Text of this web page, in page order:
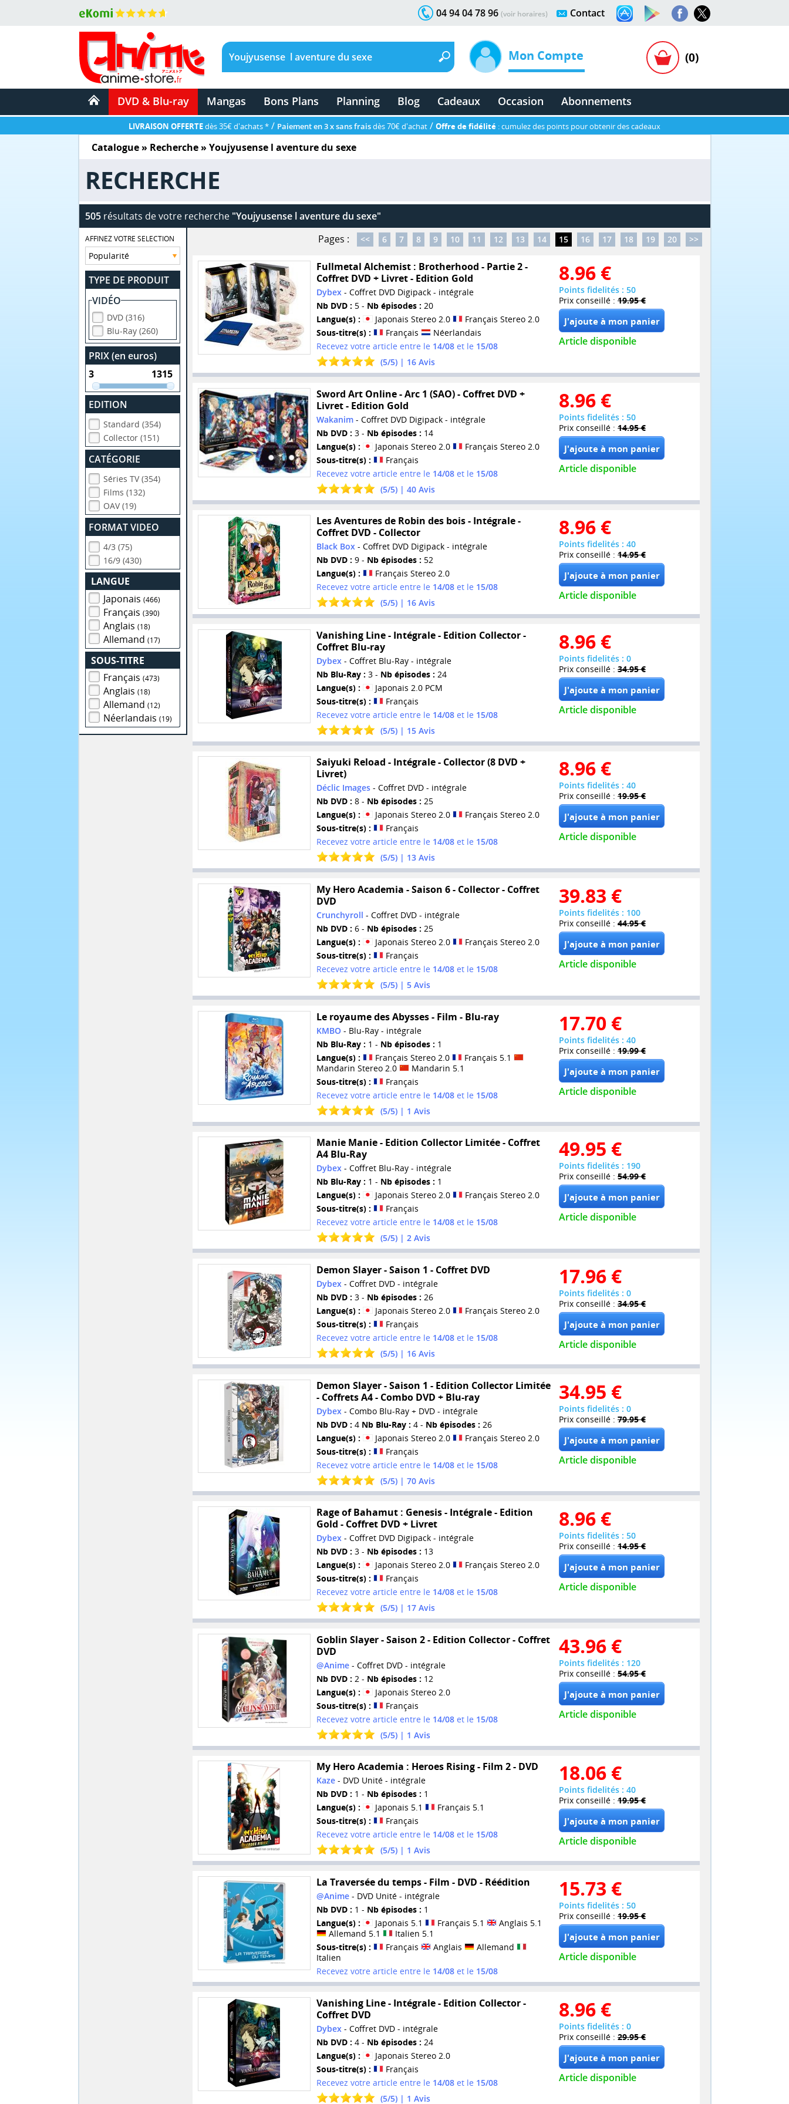
Contact
04 94 04 78 96 (voir horaires)
Mon Compte (0)
DVD & Blu-ray Mangas Bons Plans Planning Blog Cadeaux Occasion Abonnements
LIVRAISON OFFERTEdès 35€ d'achats * / Paiement en 3 x sans fraisdès 70€ d'achat / Offre de fidélité : cumulez des points pour obtenir des cadeaux
Catalogue» Recherche » Youjyusense l aventure du sexe
RECHERCHE
505résultats de votre recherche "Youjyusense l aventure du sexe"
AFFINEZ VOTRE SELECTION
TYPE DE PRODUIT
VIDÉO
DVD (316)
Blu-Ray (260)
PRIX (en euros)
EDITION
Standard (354)
Collector (151)
CATÉGORIE
Séries TV (354)
Films (132)
OAV (19)
FORMAT VIDEO
4/3 (75)
16/9 (430)
LANGUE
Japonais(466)
Français(390)
Anglais(18)
Allemand(17)
SOUS-TITRE
Français(473)
Anglais(18)
Allemand(12)
Néerlandais(19)
Pages : << 6 7 8 9 10 11 12 13 14 15 16 17 18 19 20 >>
Fullmetal Alchemist : Brotherhood - Partie 2 -
Coffret DVD + Livret - Edition Gold
Dybex- Coffret DVD Digipack - intégrale
Nb DVD : 5 - Nb épisodes : 20
Langue(s) :
Japonais Stereo 2.0
Français Stereo 2.0
Sous-titre(s) :
Français
Néerlandais
Recevez votre article entre le 14/08et le 15/08
(5/5) | 16Avis
8.96 €
Points fidelités : 50
Prix conseillé : 19.95 €
Article disponible
Sword Art Online - Arc 1 (SAO) - Coffret DVD +
Livret - Edition Gold
Wakanim- Coffret DVD Digipack - intégrale
Nb DVD : 3 - Nb épisodes : 14
Langue(s) :
Japonais Stereo 2.0
Français Stereo 2.0
Sous-titre(s) :
Français
Recevez votre article entre le 14/08et le 15/08
(5/5) | 40Avis
8.96 €
Points fidelités : 50
Prix conseillé : 14.95 €
Article disponible
Les Aventures de Robin des bois - Intégrale -
Coffret DVD - Collector
Black Box- Coffret DVD Digipack - intégrale
Nb DVD : 9 - Nb épisodes : 52
Langue(s) :
Français Stereo 2.0
Recevez votre article entre le 14/08et le 15/08
(5/5) | 16Avis
8.96 €
Points fidelités : 40
Prix conseillé : 14.95 €
Article disponible
Vanishing Line - Intégrale - Edition Collector -
Coffret Blu-ray
Dybex- Coffret Blu-Ray - intégrale
Nb Blu-Ray : 3 - Nb épisodes : 24
Langue(s) :
Japonais 2.0 PCM
Sous-titre(s) :
Français
Recevez votre article entre le 14/08et le 15/08
(5/5) | 15Avis
8.96 €
Points fidelités : 0
Prix conseillé : 34.95 €
Article disponible
Saiyuki Reload - Intégrale - Collector (8 DVD +
Livret)
Déclic Images- Coffret DVD - intégrale
Nb DVD : 8 - Nb épisodes : 25
Langue(s) :
Japonais Stereo 2.0
Français Stereo 2.0
Sous-titre(s) :
Français
Recevez votre article entre le 14/08et le 15/08
(5/5) | 13Avis
8.96 €
Points fidelités : 40
Prix conseillé : 19.95 €
Article disponible
My Hero Academia - Saison 6 - Collector - Coffret
DVD
Crunchyroll - Coffret DVD - intégrale
Nb DVD : 6 - Nb épisodes : 25
Langue(s) :
Japonais Stereo 2.0
Français Stereo 2.0
Sous-titre(s) :
Français
Recevez votre article entre le 14/08et le 15/08
(5/5) | 5Avis
39.83 €
Points fidelités : 100
Prix conseillé : 44.95 €
Article disponible
Le royaume des Abysses - Film - Blu-ray
KMBO- Blu-Ray - intégrale
Nb Blu-Ray : 1 - Nb épisodes : 1
Langue(s) :
Français Stereo 2.0
Français 5.1
Mandarin Stereo 2.0
Mandarin 5.1
Sous-titre(s) :
Français
Recevez votre article entre le 14/08et le 15/08
(5/5) | 1 Avis
17.70 €
Points fidelités : 40
Prix conseillé : 19.99 €
Article disponible
Manie Manie - Edition Collector Limitée - Coffret
A4 Blu-Ray
Dybex- Coffret Blu-Ray - intégrale
Nb Blu-Ray : 1 - Nb épisodes : 1
Langue(s) :
Japonais Stereo 2.0
Français Stereo 2.0
Sous-titre(s) :
Français
Recevez votre article entre le 14/08et le 15/08
(5/5) | 2Avis
49.95 €
Points fidelités : 190
Prix conseillé : 54.99 €
Article disponible
Demon Slayer - Saison 1 - Coffret DVD
Dybex- Coffret DVD - intégrale
Nb DVD : 3 - Nb épisodes : 26
Langue(s) :
Japonais Stereo 2.0
Français Stereo 2.0
Sous-titre(s) :
Français
Recevez votre article entre le 14/08et le 15/08
(5/5) | 16Avis
17.96 €
Points fidelités : 0
Prix conseillé : 34.95 €
Article disponible
Demon Slayer - Saison 1 - Edition Collector Limitée
- Coffrets A4 - Combo DVD + Blu-ray
Dybex - Combo Blu-Ray + DVD - intégrale
Nb DVD : 4 Nb Blu-Ray : 4 - Nb épisodes : 26
Langue(s) :
Japonais Stereo 2.0
Français Stereo 2.0
Sous-titre(s) :
Français
Recevez votre article entre le 14/08et le 15/08
(5/5) | 70Avis
34.95 €
Points fidelités : 0
Prix conseillé : 79.95 €
Article disponible
Rage of Bahamut : Genesis - Intégrale - Edition
Gold - Coffret DVD + Livret
Dybex- Coffret DVD Digipack - intégrale
Nb DVD : 3 - Nb épisodes : 13
Langue(s) :
Japonais Stereo 2.0
Français Stereo 2.0
Sous-titre(s) :
Français
Recevez votre article entre le 14/08et le 15/08
(5/5) | 17Avis
8.96 €
Points fidelités : 50
Prix conseillé : 14.95 €
Article disponible
Goblin Slayer - Saison 2 - Edition Collector - Coffret
DVD
@Anime- Coffret DVD - intégrale
Nb DVD : 2 - Nb épisodes : 12
Langue(s) :
Japonais Stereo 2.0
Sous-titre(s) :
Français
Recevez votre article entre le 14/08et le 15/08
(5/5) | 1 Avis
43.96 €
Points fidelités : 120
Prix conseillé : 54.95 €
Article disponible
My Hero Academia : Heroes Rising - Film 2 - DVD
Kaze- DVD Unité - intégrale
Nb DVD : 1 - Nb épisodes : 1
Langue(s) :
Japonais 5.1
Français 5.1
Sous-titre(s) :
Français
Recevez votre article entre le 14/08et le 15/08
(5/5) | 1 Avis
18.06 €
Points fidelités : 40
Prix conseillé : 19.95 €
Article disponible
La Traversée du temps - Film - DVD - Réédition
@Anime- DVD Unité - intégrale
Nb DVD : 1 - Nb épisodes : 1
Langue(s) :
Japonais 5.1 Français 5.1
Anglais 5.1
Allemand 5.1
Italien 5.1
Sous-titre(s) :
Français Anglais
Allemand
Italien
Recevez votre article entre le 14/08et le 15/08
15.73 €
Points fidelités : 50
Prix conseillé : 19.95 €
Article disponible
Vanishing Line - Intégrale - Edition Collector -
Coffret DVD
Dybex - Coffret DVD - intégrale
Nb DVD : 4 - Nb épisodes : 24
Langue(s) :
Japonais Stereo 2.0
Sous-titre(s) :
Français
Recevez votre article entre le 14/08et le 15/08
(5/5) | 1 Avis
8.96 €
Points fidelités : 0
Prix conseillé : 29.95 €
Article disponible